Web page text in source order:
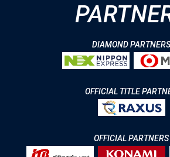
DIAMOND PARTNERS
OFFICIAL TITLE
OFFICIAL PARTNERS